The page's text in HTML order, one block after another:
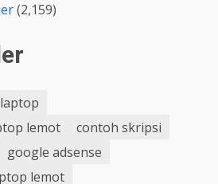
(2,159)
lemot
contoh skripsi
google adsense
lemot